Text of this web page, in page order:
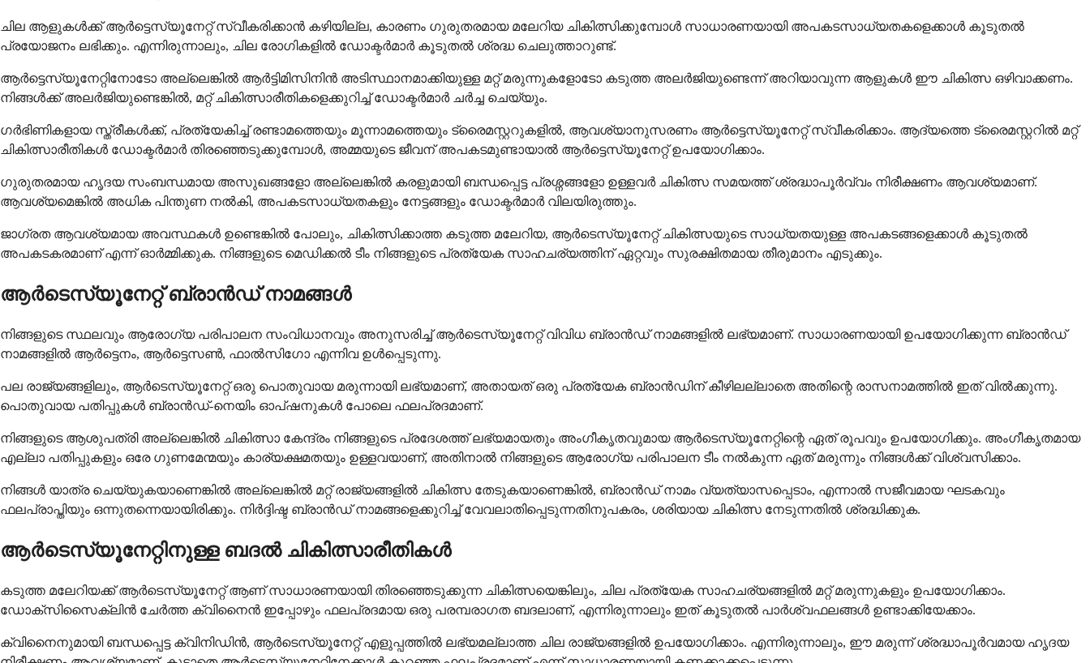
ചില ആളുകൾക്ക് ആർട്ടെസ്യൂനേറ്റ് സ്വീകരിക്കാൻ കഴിയില്ല, കാരണം ഗുരുതരമായ മലേറിയ ചികിത്സിക്കുമ്പോൾ സാധാരണയായി അപകടസാധ്യതകളെക്കാൾ കൂടുതൽ
പ്രയോജനം ലഭിക്കും. എന്നിരുന്നാലും, ചില രോഗികളിൽ ഡോക്ടർമാർ കൂടുതൽ ശ്രദ്ധ ചെലുത്താറുണ്ട്.
ആർട്ടെസ്യൂനേറ്റിനോടോ അല്ലെങ്കിൽ ആർട്ടിമിസിനിൻ അടിസ്ഥാനമാക്കിയുള്ള മറ്റ് മരുന്നുകളോടോ കടുത്ത അലർജിയുണ്ടെന്ന് അറിയാവുന്ന ആളുകൾ ഈ ചികിത്സ ഒഴിവാക്കണം.
നിങ്ങൾക്ക് അലർജിയുണ്ടെങ്കിൽ, മറ്റ് ചികിത്സാരീതികളെക്കുറിച്ച് ഡോക്ടർമാർ ചർച്ച ചെയ്യും.
ഗർഭിണികളായ സ്ത്രീകൾക്ക്, പ്രത്യേകിച്ച് രണ്ടാമത്തെയും മൂന്നാമത്തെയും ട്രൈമസ്റ്ററുകളിൽ, ആവശ്യാനുസരണം ആർട്ടെസ്യൂനേറ്റ് സ്വീകരിക്കാം. ആദ്യത്തെ ട്രൈമസ്റ്ററിൽ മറ്റ്
ചികിത്സാരീതികൾ ഡോക്ടർമാർ തിരഞ്ഞെടുക്കുമ്പോൾ, അമ്മയുടെ ജീവന് അപകടമുണ്ടായാൽ ആർട്ടെസ്യൂനേറ്റ് ഉപയോഗിക്കാം.
ഗുരുതരമായ ഹൃദയ സംബന്ധമായ അസുഖങ്ങളോ അല്ലെങ്കിൽ കരളുമായി ബന്ധപ്പെട്ട പ്രശ്നങ്ങളോ ഉള്ളവർ ചികിത്സ സമയത്ത് ശ്രദ്ധാപൂർവ്വം നിരീക്ഷണം ആവശ്യമാണ്.
ആവശ്യമെങ്കിൽ അധിക പിന്തുണ നൽകി, അപകടസാധ്യതകളും നേട്ടങ്ങളും ഡോക്ടർമാർ വിലയിരുത്തും.
ജാഗ്രത ആവശ്യമായ അവസ്ഥകൾ ഉണ്ടെങ്കിൽ പോലും, ചികിത്സിക്കാത്ത കടുത്ത മലേറിയ, ആർടെസ്യൂനേറ്റ് ചികിത്സയുടെ സാധ്യതയുള്ള അപകടങ്ങളെക്കാൾ കൂടുതൽ
അപകടകരമാണ് എന്ന് ഓർമ്മിക്കുക. നിങ്ങളുടെ മെഡിക്കൽ ടീം നിങ്ങളുടെ പ്രത്യേക സാഹചര്യത്തിന് ഏറ്റവും സുരക്ഷിതമായ തീരുമാനം എടുക്കും.
ആർടെസ്യൂനേറ്റ് ബ്രാൻഡ് നാമങ്ങൾ
നിങ്ങളുടെ സ്ഥലവും ആരോഗ്യ പരിപാലന സംവിധാനവും അനുസരിച്ച് ആർടെസ്യൂനേറ്റ് വിവിധ ബ്രാൻഡ് നാമങ്ങളിൽ ലഭ്യമാണ്. സാധാരണയായി ഉപയോഗിക്കുന്ന ബ്രാൻഡ്
നാമങ്ങളിൽ ആർട്ടെനം, ആർട്ടെസൺ, ഫാൽസിഗോ എന്നിവ ഉൾപ്പെടുന്നു.
പല രാജ്യങ്ങളിലും, ആർടെസ്യൂനേറ്റ് ഒരു പൊതുവായ മരുന്നായി ലഭ്യമാണ്, അതായത് ഒരു പ്രത്യേക ബ്രാൻഡിന് കീഴിലല്ലാതെ അതിന്റെ രാസനാമത്തിൽ ഇത് വിൽക്കുന്നു.
പൊതുവായ പതിപ്പുകൾ ബ്രാൻഡ്-നെയിം ഓപ്ഷനുകൾ പോലെ ഫലപ്രദമാണ്.
നിങ്ങളുടെ ആശുപത്രി അല്ലെങ്കിൽ ചികിത്സാ കേന്ദ്രം നിങ്ങളുടെ പ്രദേശത്ത് ലഭ്യമായതും അംഗീകൃതവുമായ ആർടെസ്യൂനേറ്റിന്റെ ഏത് രൂപവും ഉപയോഗിക്കും. അംഗീകൃതമായ
എല്ലാ പതിപ്പുകളും ഒരേ ഗുണമേന്മയും കാര്യക്ഷമതയും ഉള്ളവയാണ്, അതിനാൽ നിങ്ങളുടെ ആരോഗ്യ പരിപാലന ടീം നൽകുന്ന ഏത് മരുന്നും നിങ്ങൾക്ക് വിശ്വസിക്കാം.
നിങ്ങൾ യാത്ര ചെയ്യുകയാണെങ്കിൽ അല്ലെങ്കിൽ മറ്റ് രാജ്യങ്ങളിൽ ചികിത്സ തേടുകയാണെങ്കിൽ, ബ്രാൻഡ് നാമം വ്യത്യാസപ്പെടാം, എന്നാൽ സജീവമായ ഘടകവും
ഫലപ്രാപ്തിയും ഒന്നുതന്നെയായിരിക്കും. നിർദ്ദിഷ്ട ബ്രാൻഡ് നാമങ്ങളെക്കുറിച്ച് വേവലാതിപ്പെടുന്നതിനുപകരം, ശരിയായ ചികിത്സ നേടുന്നതിൽ ശ്രദ്ധിക്കുക.
ആർടെസ്യൂനേറ്റിനുള്ള ബദൽ ചികിത്സാരീതികൾ
കടുത്ത മലേറിയക്ക് ആർടെസ്യൂനേറ്റ് ആണ് സാധാരണയായി തിരഞ്ഞെടുക്കുന്ന ചികിത്സയെങ്കിലും, ചില പ്രത്യേക സാഹചര്യങ്ങളിൽ മറ്റ് മരുന്നുകളും ഉപയോഗിക്കാം.
ഡോക്സിസൈക്ലിൻ ചേർത്ത ക്വിനൈൻ ഇപ്പോഴും ഫലപ്രദമായ ഒരു പരമ്പരാഗത ബദലാണ്, എന്നിരുന്നാലും ഇത് കൂടുതൽ പാർശ്വഫലങ്ങൾ ഉണ്ടാക്കിയേക്കാം.
ക്വിനൈനുമായി ബന്ധപ്പെട്ട ക്വിനിഡിൻ, ആർടെസ്യൂനേറ്റ് എളുപ്പത്തിൽ ലഭ്യമല്ലാത്ത ചില രാജ്യങ്ങളിൽ ഉപയോഗിക്കാം. എന്നിരുന്നാലും, ഈ മരുന്ന് ശ്രദ്ധാപൂർവമായ ഹൃദയ